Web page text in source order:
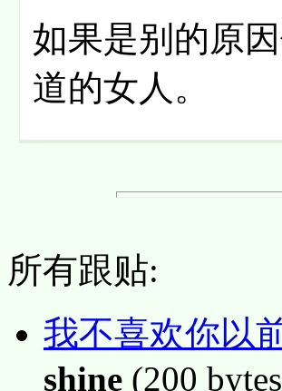
如果是别的原
道的女人。
所有跟贴:
我不喜欢你以
shine (200